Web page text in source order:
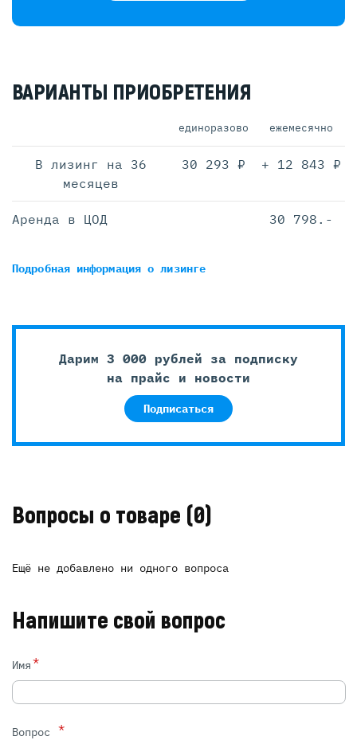
ВАРИАНТЫ ПРИОБРЕТЕНИЯ
единоразово ежемесячно
В лизинг на 36
месяцев
30 293 ₽ + 12 843 ₽
Аренда в ЦОД 30 798.-
Подробная информацияо лизинге
Дарим 3 000 рублей за подписку
на прайс и новости
Подписаться
Вопросы о товаре (0)
Ещё не добавлено ни одного вопроса
Напишите свой вопрос
Имя*
Вопрос *